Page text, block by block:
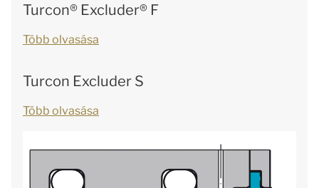
Turcon® Excluder® F
Több olvasása
Turcon Excluder S
Több olvasása